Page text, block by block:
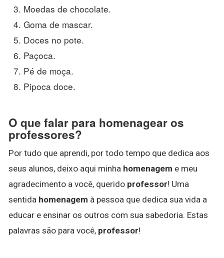
Moedas de chocolate.
Goma de mascar.
Doces no pote.
Paçoca.
Pé de moça.
Pipoca doce.
O que falar para homenagear os
professores?
Por tudo que aprendi, por todo tempo que dedica aos
seus alunos, deixo aqui minha homenagem e meu
agradecimento a você, querido professor! Uma
sentida homenagem à pessoa que dedica sua vida a
educar e ensinar os outros com sua sabedoria. Estas
palavras são para você, professor!